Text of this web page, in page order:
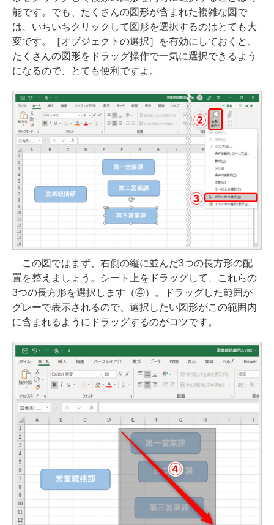
能です。でも、たくさんの図形が含まれた複雑な図で
は、いちいちクリックして図形を選択するのはとても大
変です。［オブジェクトの選択］を有効にしておくと、
たくさんの図形をドラッグ操作で一気に選択できるよう
になるので、とても便利ですよ。
この図ではまず、右側の縦に並んだ3つの長方形の配
置を整えましょう。シート上をドラッグして、これらの
3つの長方形を選択します（④）。ドラッグした範囲が
グレーで表示されるので、選択したい図形がこの範囲内
に含まれるようにドラッグするのがコツです。